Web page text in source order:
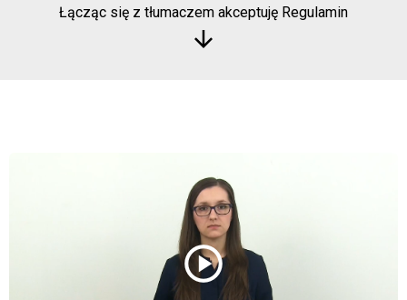
Łącząc się z tłumaczem akceptuję Regulamin
arrow_downward
play_circle